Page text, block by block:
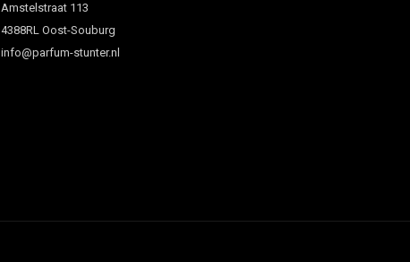
Amstelstraat 113
4388RL Oost-Souburg
info@parfum-stunter.nl